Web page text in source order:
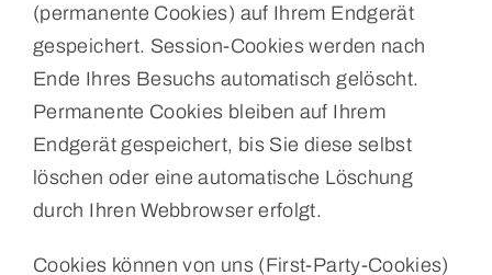
(permanente Cookies) auf Ihrem Endgerät
gespeichert. Session-Cookies werden nach
Ende Ihres Besuchs automatisch gelöscht.
Permanente Cookies bleiben auf Ihrem
Endgerät gespeichert, bis Sie diese selbst
löschen oder eine automatische Löschung
durch Ihren Webbrowser erfolgt.
Cookies können von uns (First-Party-Cookies)